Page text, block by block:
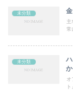
未分類
主
常
未分類
か
オ